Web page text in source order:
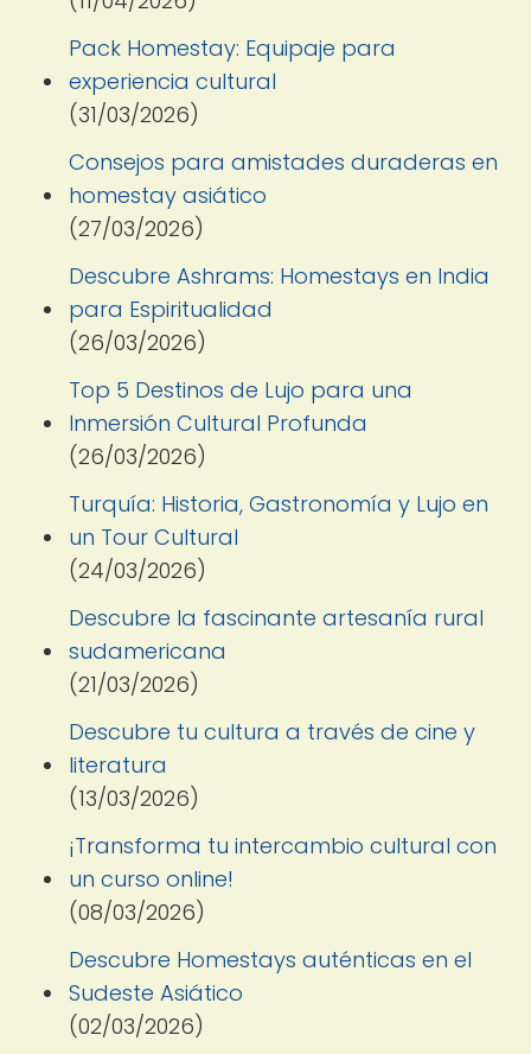
Pack Homestay: Equipaje para
experiencia cultural
(31/03/2026)
Consejos para amistades duraderas en
homestay asiático
(27/03/2026)
Descubre Ashrams: Homestays en India
para Espiritualidad
(26/03/2026)
Top 5 Destinos de Lujo para una
Inmersión Cultural Profunda
(26/03/2026)
Turquía: Historia, Gastronomía y Lujo en
un Tour Cultural
(24/03/2026)
Descubre la fascinante artesanía rural
sudamericana
(21/03/2026)
Descubre tu cultura a través de cine y
literatura
(13/03/2026)
¡Transforma tu intercambio cultural con
un curso online!
(08/03/2026)
Descubre Homestays auténticas en el
Sudeste Asiático
(02/03/2026)